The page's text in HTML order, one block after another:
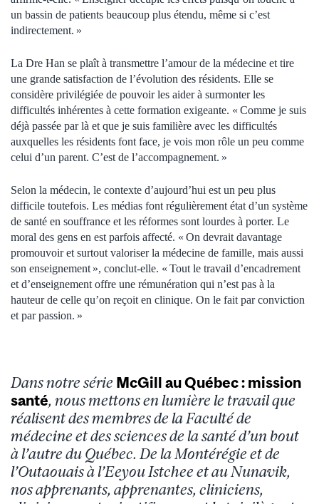
un bassin de patients beaucoup plus étendu, même si c’est
indirectement. »
La Dre Han se plaît à transmettre l’amour de la médecine et tire
une grande satisfaction de l’évolution des résidents. Elle se
considère privilégiée de pouvoir les aider à surmonter les
difficultés inhérentes à cette formation exigeante. « Comme je suis
déjà passée par là et que je suis familière avec les difficultés
auxquelles les résidents font face, je vois mon rôle un peu comme
celui d’un parent. C’est de l’accompagnement. »
Selon la médecin, le contexte d’aujourd’hui est un peu plus
difficile toutefois. Les médias font régulièrement état d’un système
de santé en souffrance et les réformes sont lourdes à porter. Le
moral des gens en est parfois affecté. « On devrait davantage
promouvoir et surtout valoriser la médecine de famille, mais aussi
son enseignement », conclut-elle. « Tout le travail d’encadrement
et d’enseignement offre une rémunération qui n’est pas à la
hauteur de celle qu’on reçoit en clinique. On le fait par conviction
et par passion. »
Dans notre série McGill au Québec : mission
santé, nous mettons en lumière le travail que
réalisent des membres de la Faculté de
médecine et des sciences de la santé d’un bout
à l’autre du Québec. De la Montérégie et de
l’Outaouais à l’Eeyou Istchee et au Nunavik,
nos apprenants, apprenantes, cliniciens,